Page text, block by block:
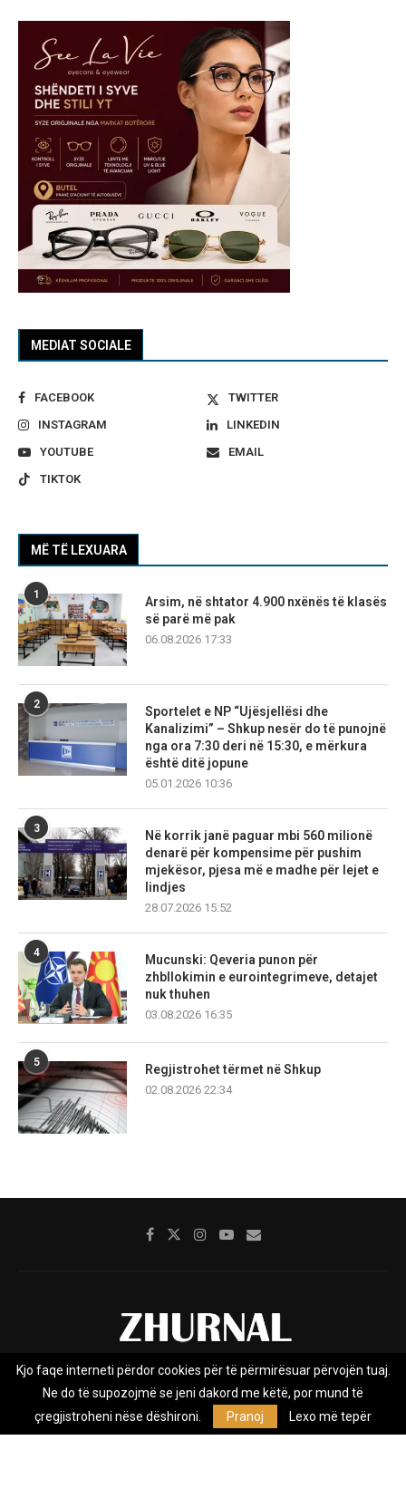
MEDIAT SOCIALE
FACEBOOK
TWITTER
INSTAGRAM
LINKEDIN
YOUTUBE
EMAIL
TIKTOK
MË TË LEXUARA
1
Arsim, në shtator 4.900 nxënës të klasës
së parë më pak
06.08.2026 17:33
2
Sportelet e NP “Ujësjellësi dhe
Kanalizimi” – Shkup nesër do të punojnë
nga ora 7:30 deri në 15:30, e mërkura
është ditë jopune
05.01.2026 10:36
3
Në korrik janë paguar mbi 560 milionë
denarë për kompensime për pushim
mjekësor, pjesa më e madhe për lejet e
lindjes
28.07.2026 15:52
4
Mucunski: Qeveria punon për
zhbllokimin e eurointegrimeve, detajet
nuk thuhen
03.08.2026 16:35
5
Regjistrohet tërmet në Shkup
02.08.2026 22:34
Rreth nesh Impresumi Marketing
Privacy Policy
Zhurnal.mk është Agjenci e Lajmeve e pavarur, e themeluar në vitin
Kjo faqe interneti përdor cookies për të përmirësuar përvojën tuaj.
Ne do të supozojmë se jeni dakord me këtë, por mund të
çregjistroheni nëse dëshironi.
Pranoj Lexo më tepër